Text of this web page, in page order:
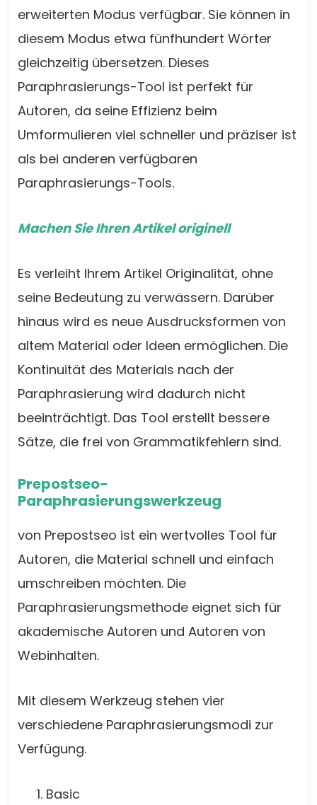
erweiterten Modus verfügbar. Sie können in
diesem Modus etwa fünfhundert Wörter
gleichzeitig übersetzen. Dieses
Paraphrasierungs-Tool ist perfekt für
Autoren, da seine Effizienz beim
Umformulieren viel schneller und präziser ist
als bei anderen verfügbaren
Paraphrasierungs-Tools.
Machen Sie Ihren Artikel originell
Es verleiht Ihrem Artikel Originalität, ohne
seine Bedeutung zu verwässern. Darüber
hinaus wird es neue Ausdrucksformen von
altem Material oder Ideen ermöglichen. Die
Kontinuität des Materials nach der
Paraphrasierung wird dadurch nicht
beeinträchtigt. Das Tool erstellt bessere
Sätze, die frei von Grammatikfehlern sind.
Prepostseo-
Paraphrasierungswerkzeug
von Prepostseo ist ein wertvolles Tool für
Autoren, die Material schnell und einfach
umschreiben möchten. Die
Paraphrasierungsmethode eignet sich für
akademische Autoren und Autoren von
Webinhalten.
Mit diesem Werkzeug stehen vier
verschiedene Paraphrasierungsmodi zur
Verfügung.
Basic